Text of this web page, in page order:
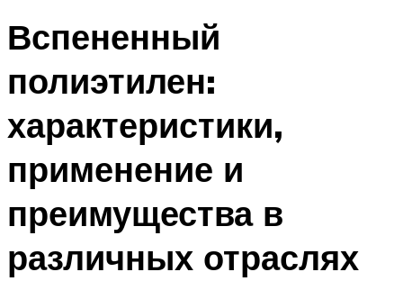
Вспененный
полиэтилен:
характеристики,
применение и
преимущества в
различных отраслях